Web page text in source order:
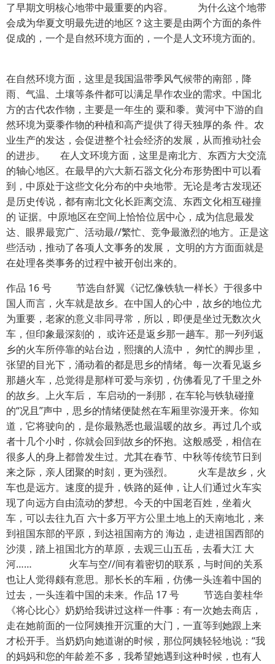
了早期文明核心地带中最重要的内容。 为什么这个地带
会成为华夏文明最先进的地区？这主要是由两个方面的条件
促成的，一个是自然环境方面的，一个是人文环境方面的。
在自然环境方面，这里是我国温带季风气候带的南部，降
雨、气温、土壤等条件都可以满足旱作农业的需求。中国北
方的古代农作物，主要是一年生的 粟和黍。黄河中下游的自
然环境为粟黍作物的种植和高产提供了得天独厚的条 件。农
业生产的发达，会促进整个社会经济的发展，从而推动社会
的进步。 在人文环境方面，这里是南北方、东西方大交流
的轴心地区。在最早的六大新石器文化分布形势图中可以看
到，中原处于这些文化分布的中央地带。无论是考古发现还
是历史传说，都有南北文化长距离交流、东西文化相互碰撞
的 证据。中原地区在空间上恰恰位居中心，成为信息最发
达、眼界最宽广、活动最//繁忙、竞争最激烈的地方。正是这
些活动，推动了各项人文事务的发展， 文明的方方面面就是
在处理各类事务的过程中被开创出来的。
作品 16 号 节选自舒翼《记忆像铁轨一样长》于很多中
国人而言，火车就是故乡。在中国人的心中，故乡的地位尤
为重要，老家的意义非同寻常，所以，即便是坐过无数次火
车，但印象最深刻的， 或许还是返乡那一趟车。那一列列返
乡的火车所停靠的站台边，熙攘的人流中， 匆忙的脚步里，
张望的目光下，涌动着的都是思乡的情绪。每一次看见返乡
那趟火车，总觉得是那样可爱与亲切，仿佛看见了千里之外
的故乡。上火车后， 车启动的一刹那，在车轮与铁轨碰撞
的“况且”声中，思乡的情绪便陡然在车厢里弥漫开来。你知
道，它将驶向的，是你最熟悉也最温暖的故乡。再过几个或
者十几个小时，你就会回到故乡的怀抱。这般感受，相信在
很多人的身上都曾发生过。尤其在春节、中秋等传统节日到
来之际，亲人团聚的时刻，更为强烈。 火车是故乡，火
车也是远方。速度的提升，铁路的延伸，让人们通过火车实
现了向远方自由流动的梦想。今天的中国老百姓，坐着火
车，可以去往九百 六十多万平方公里土地上的天南地北，来
到祖国东部的平原，到达祖国南方的 海边，走进祖国西部的
沙漠，踏上祖国北方的草原，去观三山五岳，去看大江 大
河…… 火车与空//间有着密切的联系，与时间的关系
也让人觉得颇有意思。那长长的车厢，仿佛一头连着中国的
过去，一头连着中国的未来。作品 17 号 节选自姜桂华
《将心比心》奶奶给我讲过这样一件事：有一次她去商店，
走在她前面的一位阿姨推开沉重的大门，一直等到她跟上来
才松开手。当奶奶向她道谢的时候，那位阿姨轻轻地说：“我
的妈妈和您的年龄差不多，我希望她遇到这种时候，也有人